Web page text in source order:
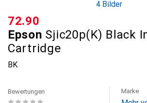
4 Bilder
Epson Sjic20p(K) Black
Cartridge
BK
CHF
72.90
Bewertungen Marke